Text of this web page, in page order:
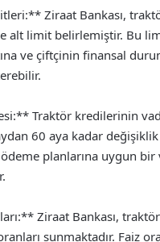
Ziraat Bankası,
alt limit belirlemiştir. Bu
ve çiftçinin finansal
Traktör kredilerinin
60 aya kadar
planlarına uygun bir
Ziraat Bankası,
sunmaktadır. Faiz